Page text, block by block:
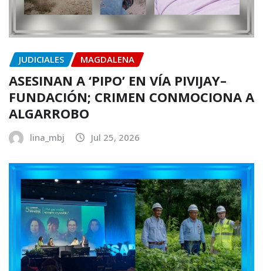
JUDICIALES MAGDALENA
ASESINAN A ‘PIPO’ EN VÍA PIVIJAY–
FUNDACIÓN; CRIMEN CONMOCIONA A
ALGARROBO
lina_mbj Jul 25, 2026